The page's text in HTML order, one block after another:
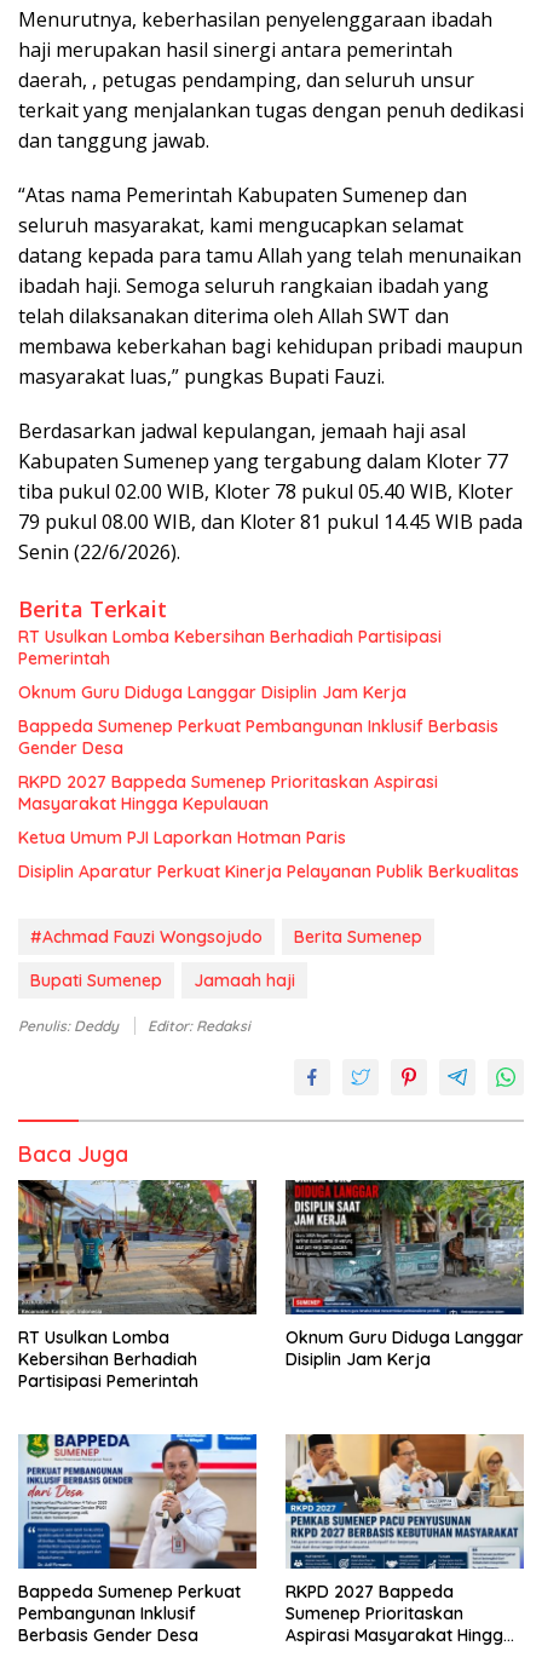
Menurutnya, keberhasilan penyelenggaraan ibadah
haji merupakan hasil sinergi antara pemerintah
daerah, , petugas pendamping, dan seluruh unsur
terkait yang menjalankan tugas dengan penuh dedikasi
dan tanggung jawab.
“Atas nama Pemerintah Kabupaten Sumenep dan
seluruh masyarakat, kami mengucapkan selamat
datang kepada para tamu Allah yang telah menunaikan
ibadah haji. Semoga seluruh rangkaian ibadah yang
telah dilaksanakan diterima oleh Allah SWT dan
membawa keberkahan bagi kehidupan pribadi maupun
masyarakat luas,” pungkas Bupati Fauzi.
Berdasarkan jadwal kepulangan, jemaah haji asal
Kabupaten Sumenep yang tergabung dalam Kloter 77
tiba pukul 02.00 WIB, Kloter 78 pukul 05.40 WIB, Kloter
79 pukul 08.00 WIB, dan Kloter 81 pukul 14.45 WIB pada
Senin (22/6/2026).
Berita Terkait
RT Usulkan Lomba Kebersihan Berhadiah Partisipasi
Pemerintah
Oknum Guru Diduga Langgar Disiplin Jam Kerja
Bappeda Sumenep Perkuat Pembangunan Inklusif Berbasis
Gender Desa
RKPD 2027 Bappeda Sumenep Prioritaskan Aspirasi
Masyarakat Hingga Kepulauan
Ketua Umum PJI Laporkan Hotman Paris
Disiplin Aparatur Perkuat Kinerja Pelayanan Publik Berkualitas
#Achmad Fauzi Wongsojudo
Berita Sumenep
Bupati Sumenep
Jamaah haji
Penulis: Deddy Editor: Redaksi
Baca Juga
RT Usulkan Lomba
Kebersihan Berhadiah
Partisipasi Pemerintah
Oknum Guru Diduga Langgar
Disiplin Jam Kerja
Bappeda Sumenep Perkuat
Pembangunan Inklusif
Berbasis Gender Desa
RKPD 2027 Bappeda
Sumenep Prioritaskan
Aspirasi Masyarakat Hingga